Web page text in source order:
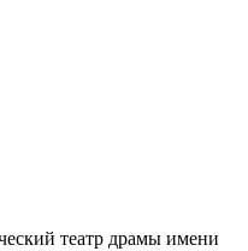
театр драмы имени